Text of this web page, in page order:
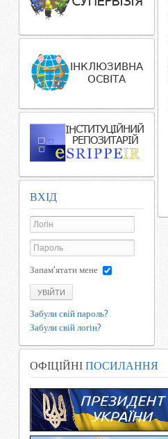
ВХІД
Запам'ятати мене
УВІЙТИ
Забули свій пароль?
Забули свій логін?
ОФІЦІЙНІ ПОСИЛАННЯ